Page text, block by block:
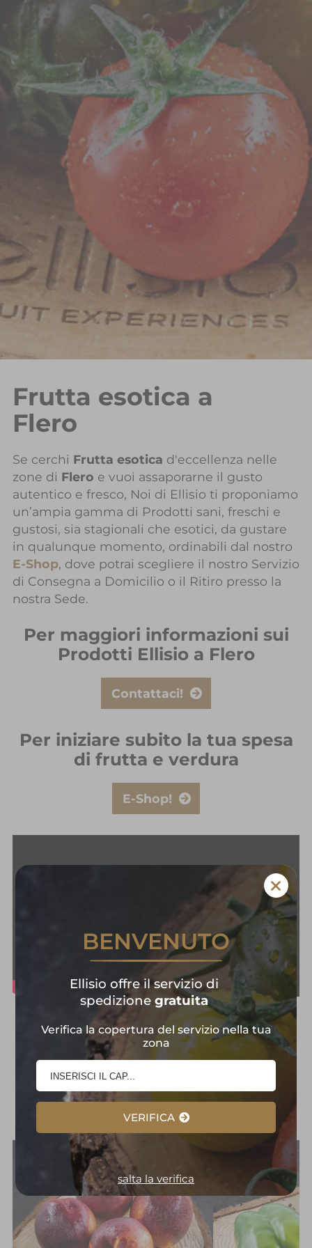
Frutta esotica a
Flero
Se cerchi Frutta esotica d'eccellenza nelle
zone di Flero e vuoi assaporarne il gusto
autentico e fresco, Noi di Ellisio ti proponiamo
un’ampia gamma di Prodotti sani, freschi e
gustosi, sia stagionali che esotici, da gustare
in qualunque momento, ordinabili dal nostro
E-Shop, dove potrai scegliere il nostro Servizio
di Consegna a Domicilio o il Ritiro presso la
nostra Sede.
Per maggiori informazioni sui
Prodotti Ellisio a Flero
Contattaci!
Per iniziare subito la tua spesa
di frutta e verdura
E-Shop!
Frutta e Verdura in
Primo Piano:
Selezione
d'Eccellenza
BENVENUTO
Ellisio offre il servizio di
spedizione gratuita
Verifica la copertura del servizio nella tua
zona
VERIFICA
salta la verifica